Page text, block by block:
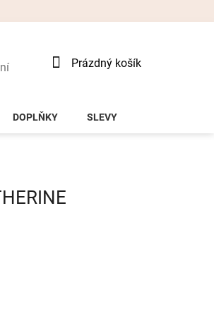
Nákupní
Prázdný košík
DOPLŇKY SLEVY